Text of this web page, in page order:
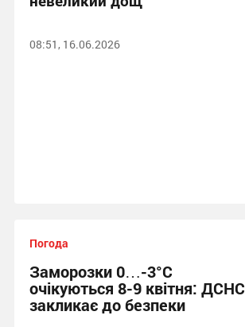
08:51, 16.06.2026
Погода
Заморозки 0…-3°C
очікуються 8-9 квітня: ДСНС
закликає до безпеки